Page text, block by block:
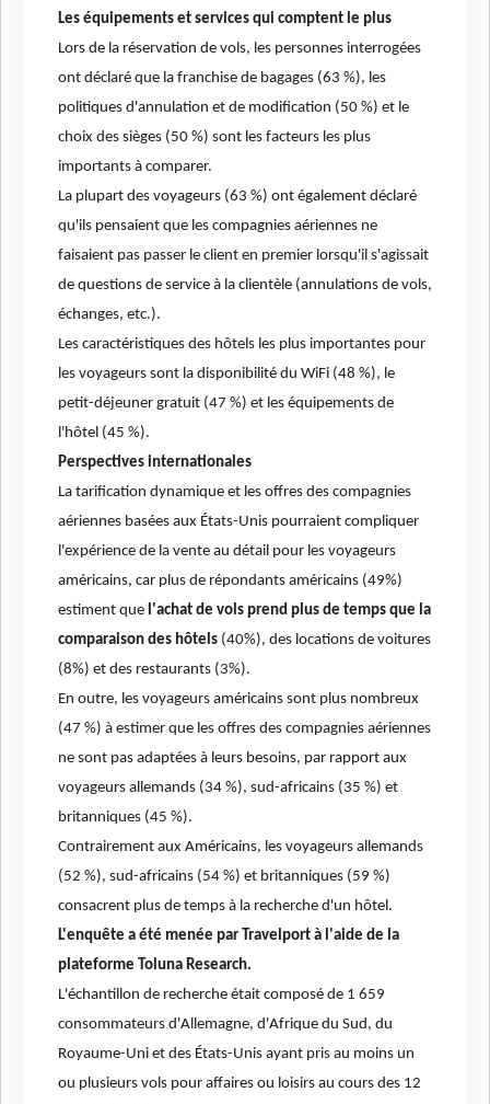
Les équipements et services qui comptent le plus
Lors de la réservation de vols, les personnes interrogées
ont déclaré que la franchise de bagages (63 %), les
politiques d'annulation et de modification (50 %) et le
choix des sièges (50 %) sont les facteurs les plus
importants à comparer.
La plupart des voyageurs (63 %) ont également déclaré
qu'ils pensaient que les compagnies aériennes ne
faisaient pas passer le client en premier lorsqu'il s'agissait
de questions de service à la clientèle (annulations de vols,
échanges, etc.).
Les caractéristiques des hôtels les plus importantes pour
les voyageurs sont la disponibilité du WiFi (48 %), le
petit-déjeuner gratuit (47 %) et les équipements de
l'hôtel (45 %).
Perspectives internationales
La tarification dynamique et les offres des compagnies
aériennes basées aux États-Unis pourraient compliquer
l'expérience de la vente au détail pour les voyageurs
américains, car plus de répondants américains (49%)
estiment que l'achat de vols prend plus de temps que la
comparaison des hôtels (40%), des locations de voitures
(8%) et des restaurants (3%).
En outre, les voyageurs américains sont plus nombreux
(47 %) à estimer que les offres des compagnies aériennes
ne sont pas adaptées à leurs besoins, par rapport aux
voyageurs allemands (34 %), sud-africains (35 %) et
britanniques (45 %).
Contrairement aux Américains, les voyageurs allemands
(52 %), sud-africains (54 %) et britanniques (59 %)
consacrent plus de temps à la recherche d'un hôtel.
L'enquête a été menée par Travelport à l'aide de la
plateforme Toluna Research.
L'échantillon de recherche était composé de 1 659
consommateurs d'Allemagne, d'Afrique du Sud, du
Royaume-Uni et des États-Unis ayant pris au moins un
ou plusieurs vols pour affaires ou loisirs au cours des 12